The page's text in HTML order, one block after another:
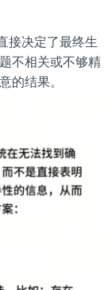
接决定了最终生
不相关或不够精
的结果。